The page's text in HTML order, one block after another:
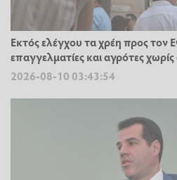
Εκτός ελέγχου τα χρέη προς
επαγγελματίες και αγρότες
2026-08-10 03:43:54